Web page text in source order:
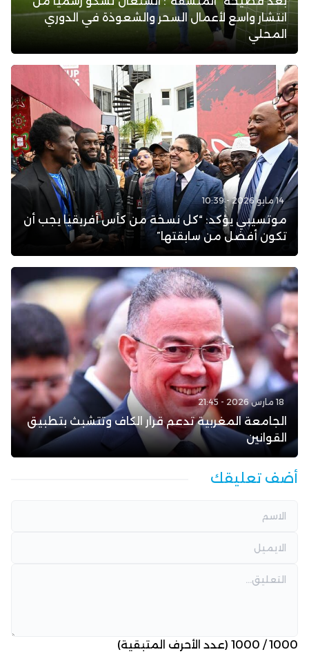
انتشار واسع لأعمال السحر والشعوذة في الدوري
المحلي
14 مايو 2026 - 10:39
موتسيبي يؤكد: “كل نسخة من كأس أفريقيا يجب أن
تكون أفضل من سابقتها”
18 مارس 2026 - 21:45
الجامعة المغربية تدعم قرار الكاف وتتشبث بتطبيق
القوانين
أضف تعليقك
1000
/
1000 (عدد الأحرف المتبقية)